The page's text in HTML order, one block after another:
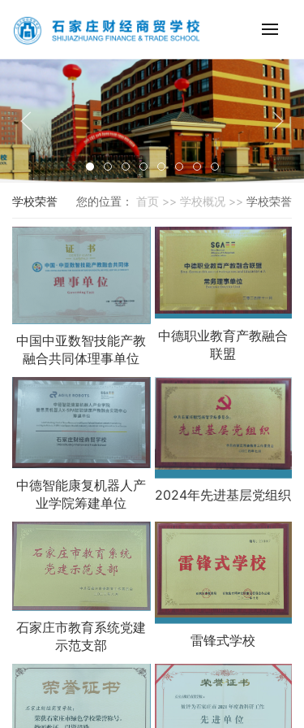
学校荣誉 您的位置： 首页 >> 学校概况 >> 学校荣誉
中国中亚数智技能产教
融合共同体理事单位
中德职业教育产教融合
联盟
中德智能康复机器人产
业学院筹建单位
2024年先进基层党组织
石家庄市教育系统党建
示范支部
雷锋式学校